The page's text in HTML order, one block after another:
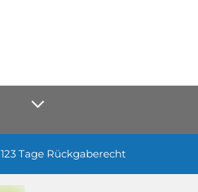
Anmelden¹
123 Tage Rückgaberecht